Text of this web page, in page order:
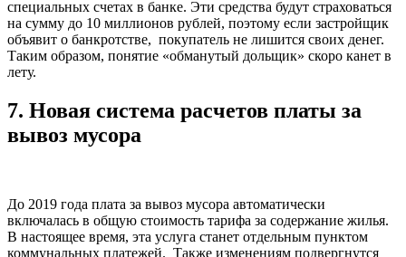
специальных счетах в банке. Эти средства будут страховаться
на сумму до 10 миллионов рублей, поэтому если застройщик
объявит о банкротстве, покупатель не лишится своих денег.
Таким образом, понятие «обманутый дольщик» скоро канет в
лету.
7. Новая система расчетов платы за
вывоз мусора
До 2019 года плата за вывоз мусора автоматически
включалась в общую стоимость тарифа за содержание жилья.
В настоящее время, эта услуга станет отдельным пунктом
коммунальных платежей. Также изменениям подвергнутся